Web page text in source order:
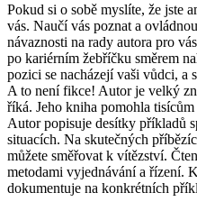
Pokud si o sobě myslíte, že jste
vás. Naučí vás poznat a
návaznosti na rady autora pro
po kariérním žebříčku směrem
pozici se nacházejí vaši vůdci, a
A to není fikce! Autor je velký
říká. Jeho kniha pomohla
Autor popisuje desítky příkladů
situacích. Na skutečných
můžete směřovat k vítězství.
metodami vyjednávání a řízení.
dokumentuje na konkrétních